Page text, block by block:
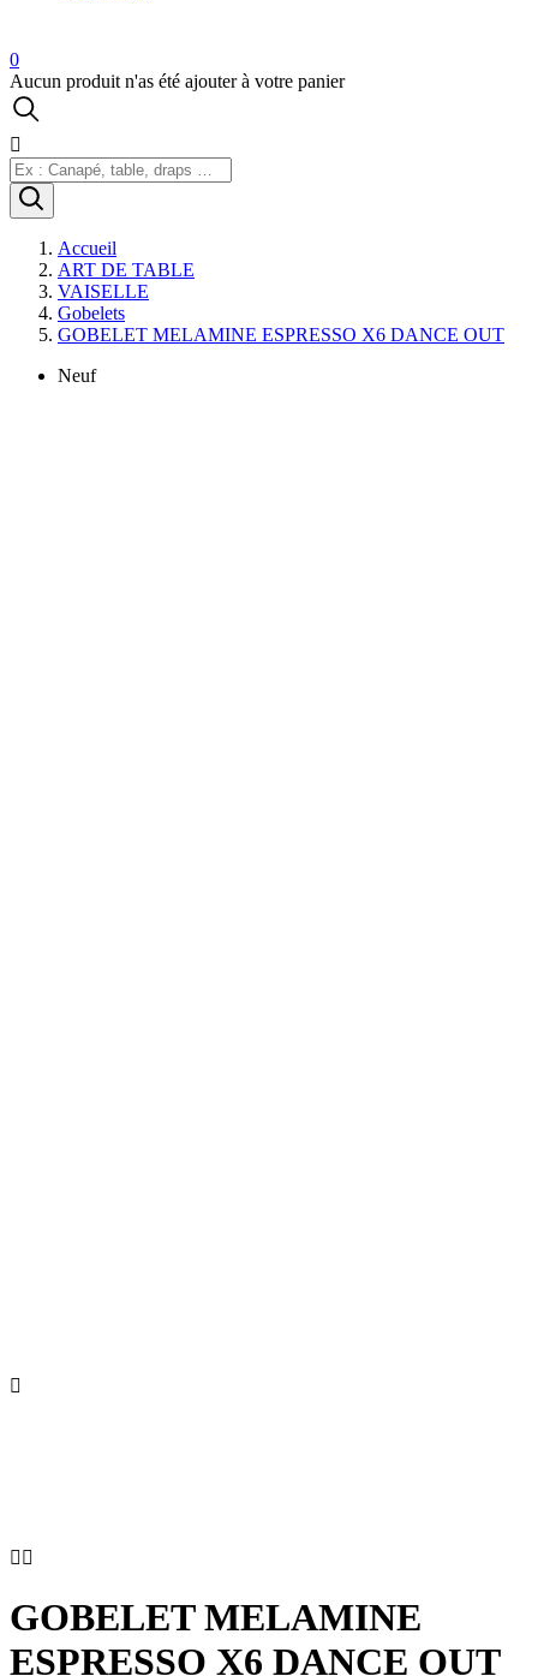
0
Aucun produit n'as été ajouter à votre panier

Accueil
ART DE TABLE
VAISELLE
Gobelets
GOBELET MELAMINE ESPRESSO X6 DANCE OUT
Neuf

 
GOBELET MELAMINE
ESPRESSO X6 DANCE OUT